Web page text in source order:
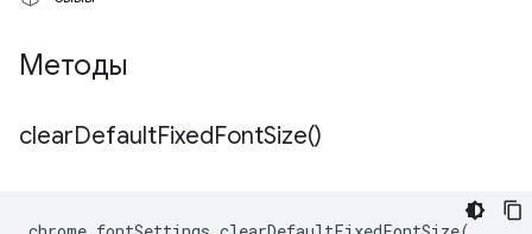
Методы
clearDefaultFixedFontSize()